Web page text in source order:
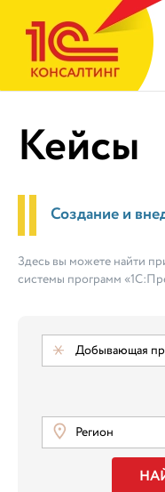
Кейсы
Создание и
Здесь вы можете найти
системы программ
Добывающая
Регион